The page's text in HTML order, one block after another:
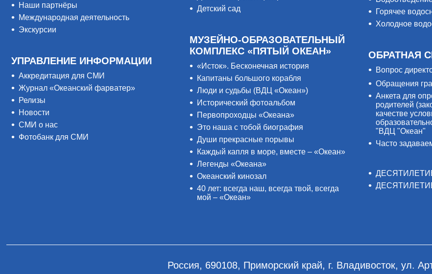
Наши партнёры
Международная деятельность
Экскурсии
УПРАВЛЕНИЕ ИНФОРМАЦИИ
Аккредитация для СМИ
Журнал «Океанский фарватер»
Релизы
Новости
СМИ о нас
Фотобанк для СМИ
Детский сад
МУЗЕЙНО-ОБРАЗОВАТЕЛЬНЫЙ
КОМПЛЕКС «ПЯТЫЙ ОКЕАН»
«Исток». Бесконечная история
Капитаны большого корабля
Люди и судьбы (ВДЦ «Океан»)
Исторический фотоальбом
Первопроходцы «Океана»
Это наша с тобой биография
Души прекрасные порывы
Каждый капля в море, вместе – «Океан»
Легенды «Океана»
Океанский кинозал
40 лет: всегда наш, всегда твой, всегда
мой – «Океан»
Горячее
Холодное
ОБРАТНАЯ
Вопрос
Обращения
Анкета для
родителей
качестве
"ВДЦ "Океан"
Часто
Россия, 690108, Приморский край, г. Владивосток, ул.